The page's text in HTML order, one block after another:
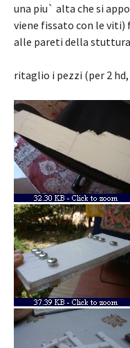
una piu` alta che si
viene fissato con le
alle pareti della
ritaglio i pezzi (per 2